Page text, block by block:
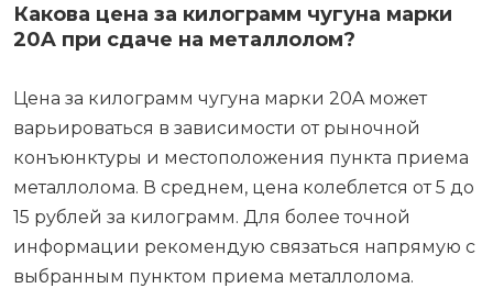
Какова цена за килограмм чугуна марки
20A при сдаче на металлолом?
Цена за килограмм чугуна марки 20A может
варьироваться в зависимости от рыночной
конъюнктуры и местоположения пункта приема
металлолома. В среднем, цена колеблется от 5 до
15 рублей за килограмм. Для более точной
информации рекомендую связаться напрямую с
выбранным пунктом приема металлолома.